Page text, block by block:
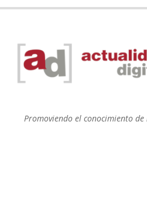
Promoviendo el conocimiento